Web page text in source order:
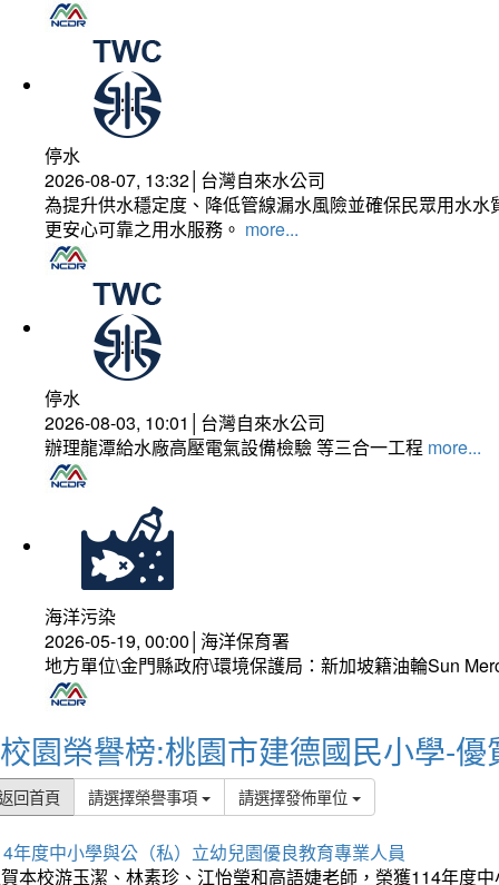
停水
2026-08-07, 13:32│台灣自來水公司
為提升供水穩定度、降低管線漏水風險並確保民眾用水
更安心可靠之用水服務。 more...
停水
2026-08-03, 10:01│台灣自來水公司
辦理龍潭給水廠高壓電氣設備檢驗 等三合一工程 more...
海洋污染
2026-05-19, 00:00│海洋保育署
地方單位\金門縣政府\環境保護局：新加坡籍油輪Sun
校園榮譽榜:桃園市建德國民小學-優
回首頁 請選擇榮譽事項 請選擇發佈單位
年度中小學與公（私）立幼兒園優良教育專業人員
本校游玉潔、林素珍、江怡瑩和高語婕老師，榮獲114年度